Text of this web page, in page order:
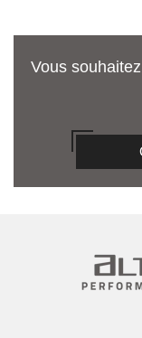
Vous